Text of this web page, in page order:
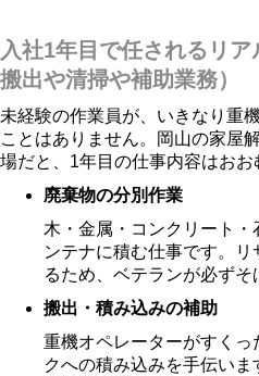
入社1年目で任されるリ
搬出や清掃や補助業務）
未経験の作業員が、いきなり重
ことはありません。岡山の家屋
場だと、1年目の仕事内容はおお
廃棄物の分別作業
木・金属・コンクリート
ンテナに積む仕事です。
るため、ベテランが必ずそ
搬出・積み込みの補助
重機オペレーターがすく
クへの積み込みを手伝い